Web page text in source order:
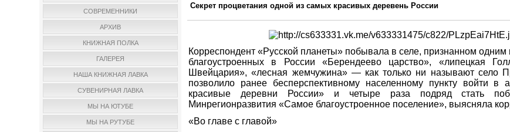
СОВРЕМЕННИКИ
АРХИВ
КНИЖНАЯ ПОЛКА
ГАЛЕРЕЯ
НАША КНИЖНАЯ ЛАВКА
СУВЕНИРНАЯ ЛАВКА
МЫ НА ЮТУБЕ
МЫ НА РУТУБЕ
Секрет процветания одной из самых красивых деревень России
Корреспондент «Русской планеты» побывала в селе, признанном
благоустроенных в России «Берендеево царство», «липецкая
Швейцария», «лесная жемчужина» — как только ни называют село
позволило ранее бесперспективному населенному пункту войти в
красивые деревни России» и четыре раза подряд стать
Минрегионразвития «Самое благоустроенное поселение», выясняла
«Во главе с главой»